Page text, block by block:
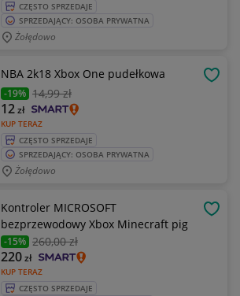
CZĘSTO SPRZEDAJE
SPRZEDAJĄCY: OSOBA PRYWATNA
Żołędowo
NBA 2k18 Xbox One pudełkowa
-19% 14,99 zł
KUP TERAZ
12zł
CZĘSTO SPRZEDAJE
SPRZEDAJĄCY: OSOBA PRYWATNA
Żołędowo
Kontroler MICROSOFT
bezprzewodowy Xbox Minecraft pig
-15% 260,00 zł
KUP TERAZ
220zł
CZĘSTO SPRZEDAJE